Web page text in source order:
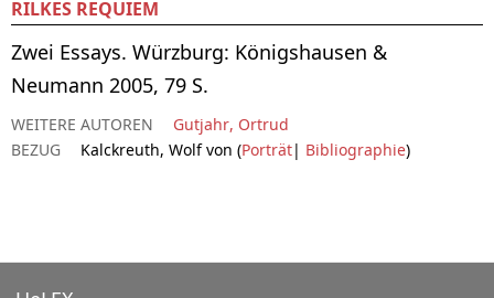
RILKES REQUIEM
Zwei Essays. Würzburg: Königshausen &
Neumann 2005, 79 S.
WEITERE AUTOREN
Gutjahr, Ortrud
BEZUG
Kalckreuth, Wolf von (Porträt| Bibliographie)